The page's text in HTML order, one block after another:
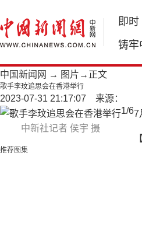
即时
铸牢
中国新闻网 → 图片 →正文
歌手李玟追思会在香港举行
2023-07-31 21:17:07 来源：
中新社记者 侯宇 摄
1/67
推荐图集